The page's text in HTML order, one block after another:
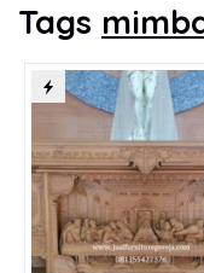
Tags